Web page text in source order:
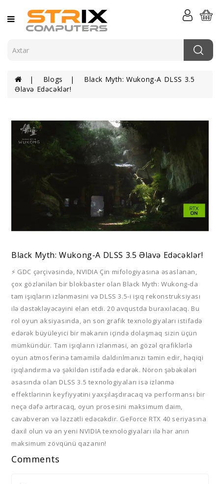
Kateqoriya
Komputer
Periferiyası
Və
Şəbəkə
Elektronika
Blogs
Black Myth: Wukong-A DLSS 3.5
Əlavə Edəcəklər!
Black Myth: Wukong-A DLSS 3.5 Əlavə Edəcəklər!
⚡️ GDC çərçivəsində, NVIDIA Çin mifologiyasına əsaslanan,
çox gözlənilən bir blokbaster olan Black Myth: Wukong-da
tam işıqların izlənməsini və DLSS 3.5-i işıq rekonstruksiyası
ilə dəstəkləyəcəyini elan etdi. 20 avqustda buraxılacaq. Bu
rol oyun aksiyasında, ən son grafik texnologiyaları istifadə
edərək büyüleyici bir məkanın içində dolaşmaq sizin üçün
mümkündür. Tam işıqların izlənməsi, ən gözəl qrafiklərlə
oyun atmosferinə tamamilə daldırılmanızı təmin edir, həqiqi
işıqlandırma və şəkildən istifadə edərək. Nöron şəbəkələri
əsasında olan DLSS 3.5 texnologiyaları isə izlənmə
effektlərinin keyfiyyətini yaxşılaşdıracaq və performansı bir
neçə dəfə artıracaq, oyun prosesini maksimum daim,
cavabverən və ləzzətli edəcəkdir. GeForce RTX 40 seriyasına
daxil olun və ən yeni NVIDIA texnologiyaları ilə hər anın
maksimum zövqünü qazanın!
Comments